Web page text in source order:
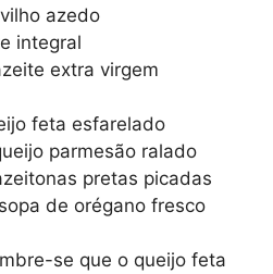
azedo
integral
extra virgem
feta esfarelado
parmesão ralado
pretas picadas
de orégano fresco
se que o queijo feta